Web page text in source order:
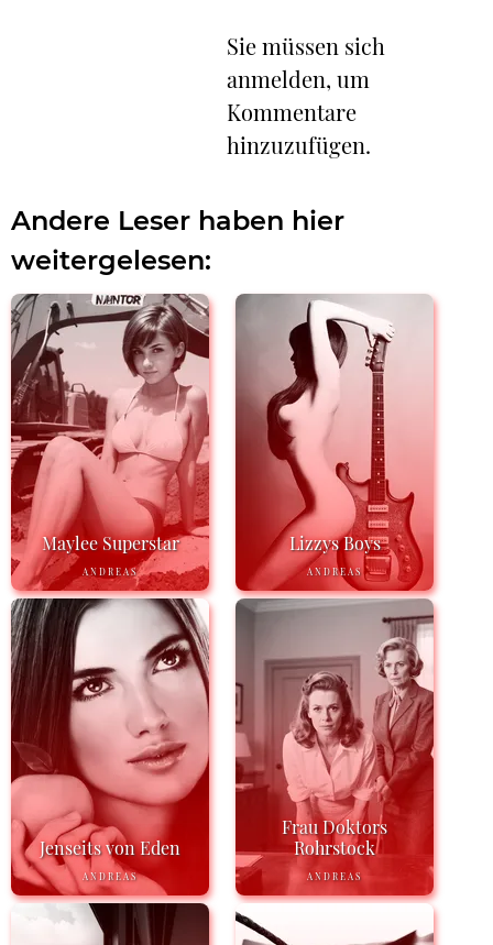
Sie müssen sich
anmelden, um
Kommentare
hinzuzufügen.
Andere Leser haben hier
weitergelesen:
Maylee Superstar
ANDREAS
Lizzys Boys
ANDREAS
Jenseits von Eden
ANDREAS
Frau Doktors
Rohrstock
ANDREAS